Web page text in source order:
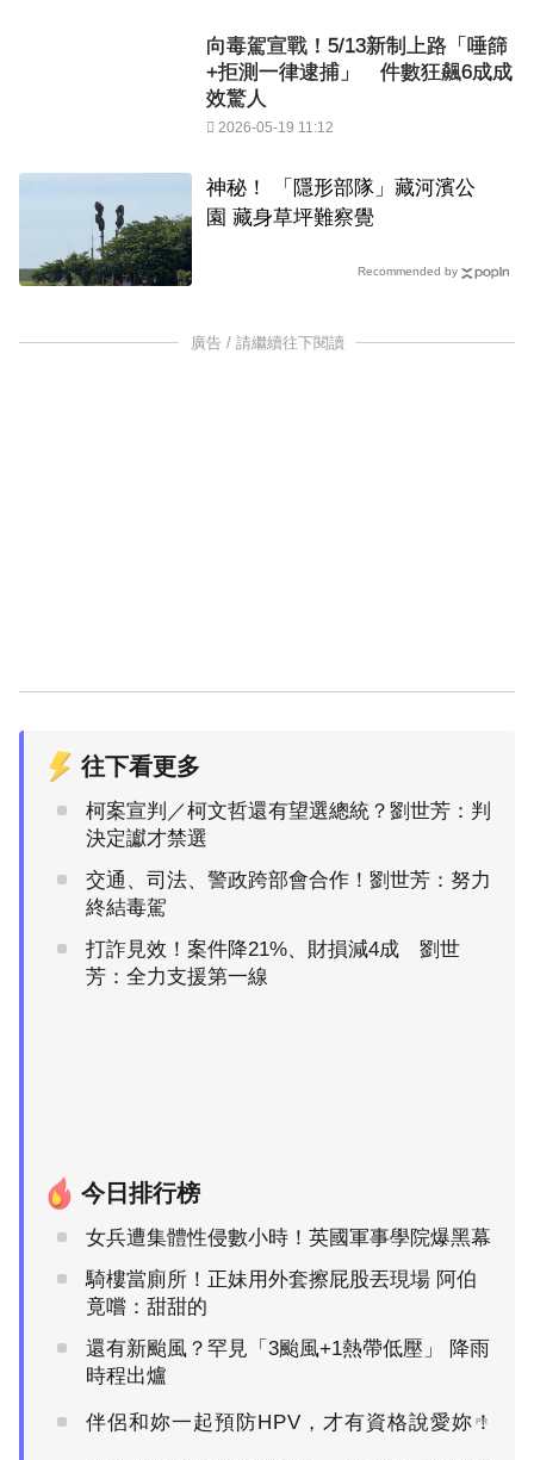
向毒駕宣戰！5/13新制上路「唾篩
+拒測一律逮捕」 件數狂飆6成成
效驚人
2026-05-19 11:12
神秘！ 「隱形部隊」藏河濱公
園 藏身草坪難察覺
Recommended by
廣告 / 請繼續往下閱讀
往下看更多
柯案宣判／柯文哲還有望選總統？劉世芳：判
決定讞才禁選
交通、司法、警政跨部會合作！劉世芳：努力
終結毒駕
打詐見效！案件降21%、財損減4成 劉世
芳：全力支援第一線
今日排行榜
女兵遭集體性侵數小時！英國軍事學院爆黑幕
騎樓當廁所！正妹用外套擦屁股丟現場 阿伯
竟嚐：甜甜的
還有新颱風？罕見「3颱風+1熱帶低壓」 降雨
時程出爐
伴侶和妳一起預防HPV，才有資格說愛妳！
PR